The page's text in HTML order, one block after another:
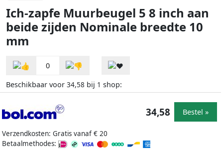
Ich-zapfe Muurbeugel 5 8 inch aan
beide zijden Nominale breedte 10
mm
0
Beschikbaar voor 34,58 bij 1 shop:
Verzendkosten: Gratis vanaf € 20
Betaalmethodes:
34,58 Bestel »